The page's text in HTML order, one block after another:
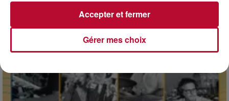
NOS IDÉES DE SORTIE POUR CE WEEK-END
Comme tous les vendredis, voici une petite sélection des
rendez-vous à ne pas manquer dans le coin. Que vous ayez
envie de voyager à l'autre bout du monde,...
Gérer mes choix
Accepter et fermer